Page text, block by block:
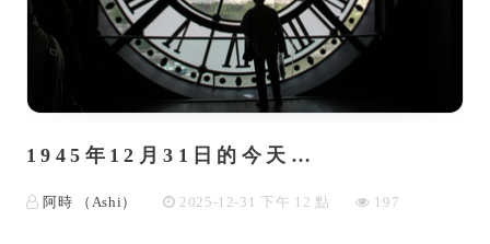
1945年12月31日的今天…
阿時 （Ashi） 2025-12-31 下午 12 點 197